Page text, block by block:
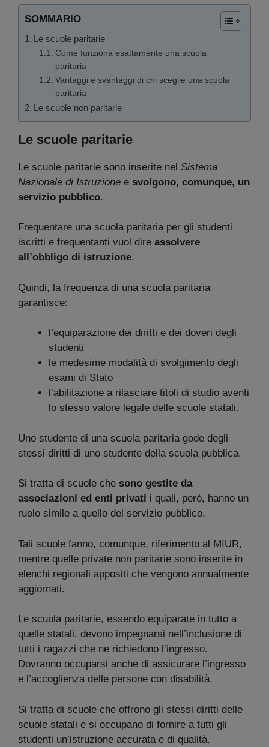
SOMMARIO
Le scuole paritarie
Come funziona esattamente una scuola
paritaria
Vantaggi e svantaggi di chi sceglie una scuola
paritaria
Le scuole non paritarie
Le scuole paritarie
Le scuole paritarie sono inserite nel Sistema
Nazionale di Istruzione e svolgono, comunque, un
servizio pubblico.
Frequentare una scuola paritaria per gli studenti
iscritti e frequentanti vuol dire assolvere
all’obbligo di istruzione.
Quindi, la frequenza di una scuola paritaria
garantisce:
l’equiparazione dei diritti e dei doveri degli
studenti
le medesime modalità di svolgimento degli
esami di Stato
l’abilitazione a rilasciare titoli di studio aventi
lo stesso valore legale delle scuole statali.
Uno studente di una scuola paritaria gode degli
stessi diritti di uno studente della scuola pubblica.
Si tratta di scuole che sono gestite da
associazioni ed enti privati i quali, però, hanno un
ruolo simile a quello del servizio pubblico.
Tali scuole fanno, comunque, riferimento al MIUR,
mentre quelle private non paritarie sono inserite in
elenchi regionali appositi che vengono annualmente
aggiornati.
Le scuola paritarie, essendo equiparate in tutto a
quelle statali, devono impegnarsi nell’inclusione di
tutti i ragazzi che ne richiedono l’ingresso.
Dovranno occuparsi anche di assicurare l’ingresso
e l’accoglienza delle persone con disabilità.
Si tratta di scuole che offrono gli stessi diritti delle
scuole statali e si occupano di fornire a tutti gli
studenti un’istruzione accurata e di qualità.